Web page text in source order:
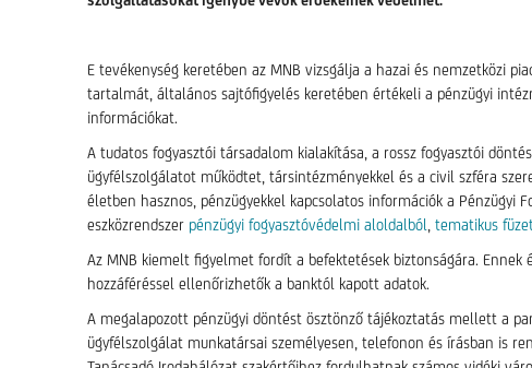
E tevékenység keretében az MNB vizsgálja a hazai és nemzetközi
tartalmát, általános sajtófigyelés keretében értékeli a pénzügyi
információkat.
A tudatos fogyasztói társadalom kialakítása, a rossz fogyasztói
ügyfélszolgálatot működtet, társintézményekkel és a civil szféra
életben hasznos, pénzügyekkel kapcsolatos információk a Pénzügyi
eszközrendszer pénzügyi fogyasztóvédelmi aloldalból, tematikus
Az MNB kiemelt figyelmet fordít a befektetések biztonságára. Ennek
hozzáféréssel ellenőrizhetők a banktól kapott adatok.
A megalapozott pénzügyi döntést ösztönző tájékoztatás mellett a
ügyfélszolgálat munkatársai személyesen, telefonon és írásban is